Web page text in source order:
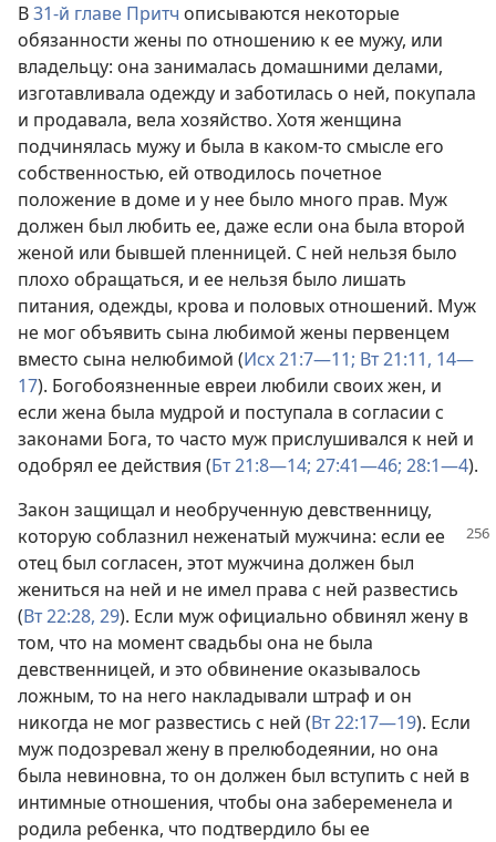
В31-й главе Притч описываются некоторые
обязанности жены по отношению к ее мужу, или
владельцу: она занималась домашними делами,
изготавливала одежду и заботилась о ней, покупала
и продавала, вела хозяйство. Хотя женщина
подчинялась мужу и была в каком-то смысле его
собственностью, ей отводилось почетное
положение в доме и у нее было много прав. Муж
должен был любить ее, даже если она была второй
женой или бывшей пленницей. С ней нельзя было
плохо обращаться, и ее нельзя было лишать
питания, одежды, крова и половых отношений. Муж
не мог объявить сына любимой жены первенцем
вместо сына нелюбимой (Исх 21:7—11; Вт 21:11, 14—
17). Богобоязненные евреи любили своих жен, и
если жена была мудрой и поступала в согласии с
законами Бога, то часто муж прислушивался к ней и
одобрял ее действия (Бт 21:8—14; 27:41—46; 28:1—4).
Закон защищал и необрученную девственницу,
которую соблазнил неженатый мужчина: если ее
отец был согласен, этот мужчина должен был
жениться на ней и не имел права с ней развестись
(Вт 22:28, 29). Если муж официально обвинял жену в
том, что на момент свадьбы она не была
девственницей, и это обвинение оказывалось
ложным, то на него накладывали штраф и он
никогда не мог развестись с ней (Вт 22:17—19). Если
муж подозревал жену в прелюбодеянии, но она
была невиновна, то он должен был вступить с ней в
интимные отношения, чтобы она забеременела и
родила ребенка, что подтвердило бы ее